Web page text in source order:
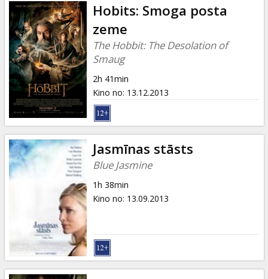
Hobits: Smoga posta
zeme
The Hobbit: The Desolation of
Smaug
2h 41min
Kino no: 13.12.2013
Jasmīnas stāsts
Blue Jasmine
1h 38min
Kino no: 13.09.2013